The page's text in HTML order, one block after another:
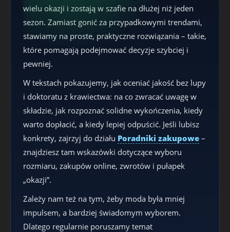
wielu okazji i zostają w szafie na dłużej niż jeden
sezon. Zamiast gonić za przypadkowymi trendami,
stawiamy na proste, praktyczne rozwiązania – takie,
które pomagają podejmować decyzje szybciej i
pewniej.
W tekstach pokazujemy, jak oceniać jakość bez lupy
i doktoratu z krawiectwa: na co zwracać uwagę w
składzie, jak rozpoznać solidne wykończenia, kiedy
warto dopłacić, a kiedy lepiej odpuścić. Jeśli lubisz
konkrety, zajrzyj do działu Poradniki zakupowe –
znajdziesz tam wskazówki dotyczące wyboru
rozmiaru, zakupów online, zwrotów i pułapek
„okazji”.
Zależy nam też na tym, żeby moda była mniej
impulsem, a bardziej świadomym wyborem.
Dlatego regularnie poruszamy temat